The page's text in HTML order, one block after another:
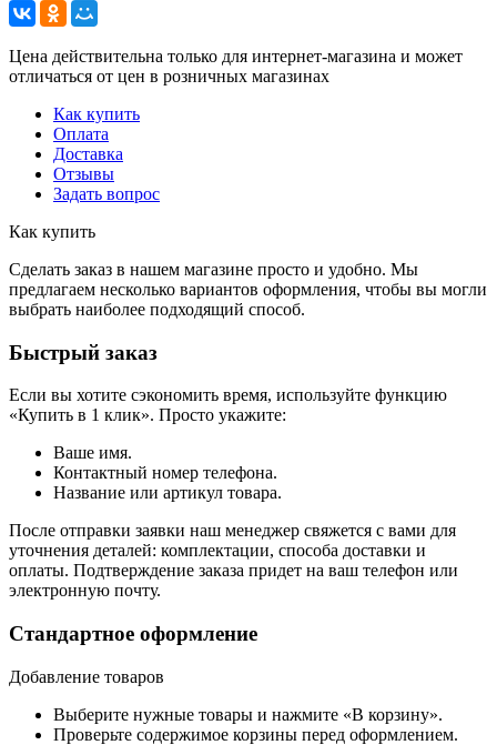
Цена действительна только для интернет-магазина и может
отличаться от цен в розничных магазинах
Как купить
Оплата
Доставка
Отзывы
Задать вопрос
Как купить
Сделать заказ в нашем магазине просто и удобно. Мы
предлагаем несколько вариантов оформления, чтобы вы могли
выбрать наиболее подходящий способ.
Быстрый заказ
Если вы хотите сэкономить время, используйте функцию
«Купить в 1 клик». Просто укажите:
Ваше имя.
Контактный номер телефона.
Название или артикул товара.
После отправки заявки наш менеджер свяжется с вами для
уточнения деталей: комплектации, способа доставки и
оплаты. Подтверждение заказа придет на ваш телефон или
электронную почту.
Стандартное оформление
Добавление товаров
Выберите нужные товары и нажмите «В корзину».
Проверьте содержимое корзины перед оформлением.